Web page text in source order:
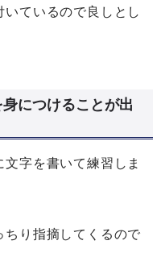
ているので良しとし
につけることが出
字を書いて練習しま
ちり指摘してくるので